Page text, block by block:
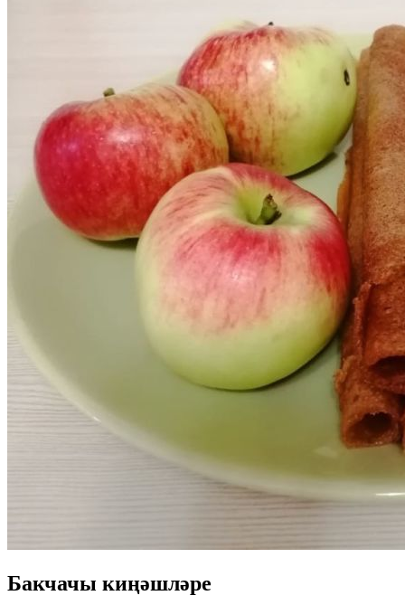
Бакчачы киңәшләре